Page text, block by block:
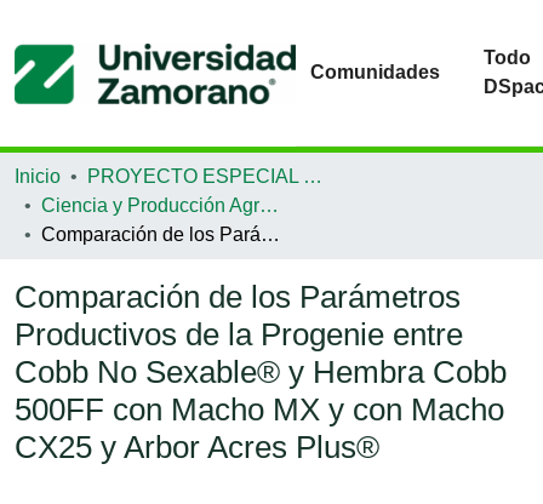
Comunidades
Todo
Inicio
PROYECTO ESPECIAL DE GRADUACIÓN
Ciencia y Producción Agropecuaria
Comparación de los Parámetros Productivos de la Progenie entre Cobb No Sexable® y Hembra Cobb 500FF con Macho MX y con Macho CX25 y Arbor Acres Plus®
Comparación de los Parámetros
Productivos de la Progenie entre
Cobb No Sexable® y Hembra Cobb
500FF con Macho MX y con Macho
CX25 y Arbor Acres Plus®